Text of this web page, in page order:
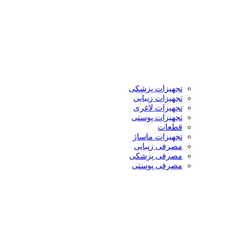
تجهیزات پزشکی
تجهیزات زیبایی
تجهیزات لاغری
تجهیزات پوستی
قطعات
تجهیزات ماساژ
مصرفی زیبایی
مصرفی پزشکی
مصرفی پوستی